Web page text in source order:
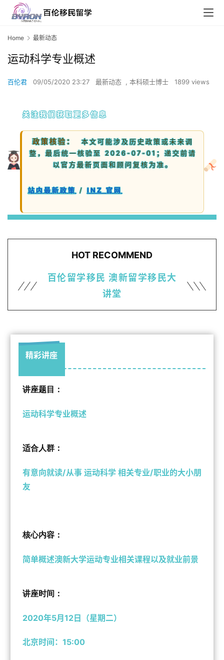
Home 最新动态
运动科学专业概述
百伦君 09/05/2020 23:27 最新动态 , 本科硕士博士 1899 views
关注我们获取更多信息
政策核验：
本文可能涉及历史政策或未来调
整，最后统一核验至 2026-07-01；递交前请
以官方最新页面和顾问复核为准。
站内最新政策 /INZ 官网
HOT RECOMMEND
百伦留学移民 澳新留学移民大
讲堂
精彩讲座
讲座题目：
运动科学专业概述
适合人群：
有意向就读/从事 运动科学 相关专业/职业的大小朋
友
核心内容：
简单概述澳新大学运动专业相关课程以及就业前景
讲座时间：
2020年5月 12 日（星期二）
北京时间：15:00